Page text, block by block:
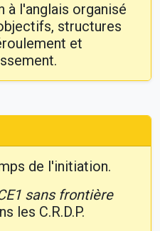
à l'anglais organisé
structures
et
de l'initiation.
sans frontière
les C.R.D.P.